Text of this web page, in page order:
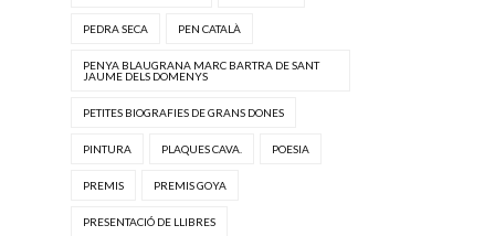
PEDRA SECA PEN CATALÀ
PENYA BLAUGRANA MARC BARTRA DE SANT
JAUME DELS DOMENYS
PETITES BIOGRAFIES DE GRANS DONES
PINTURA PLAQUES CAVA. POESIA
PREMIS PREMIS GOYA
PRESENTACIÓ DE LLIBRES